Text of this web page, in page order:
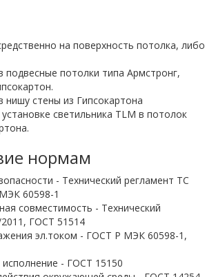
на поверхность потолка, либо
потолки типа Армстронг,
стены из Гипсокартона
светильника TLM в потолок
нормам
- Технический регламент ТС
60598-1
совместимость - Технический
ГОСТ 51514
эл.током - ГОСТ Р МЭК 60598-1,
- ГОСТ 15150